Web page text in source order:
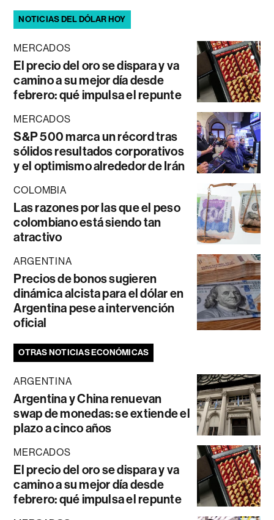
NOTICIAS DEL DÓLAR HOY
MERCADOS
El precio del oro se dispara y va
camino a su mejor día desde
febrero: qué impulsa el repunte
MERCADOS
S&P 500 marca un récord tras
sólidos resultados corporativos
y el optimismo alrededor de Irán
COLOMBIA
Las razones por las que el peso
colombiano está siendo tan
atractivo
ARGENTINA
Precios de bonos sugieren
dinámica alcista para el dólar en
Argentina pese a intervención
oficial
OTRAS NOTICIAS ECONÓMICAS
ARGENTINA
Argentina y China renuevan
swap de monedas: se extiende el
plazo a cinco años
MERCADOS
El precio del oro se dispara y va
camino a su mejor día desde
febrero: qué impulsa el repunte